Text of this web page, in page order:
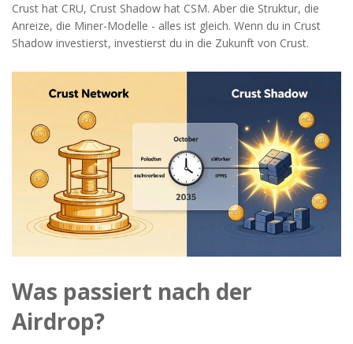
Crust hat CRU, Crust Shadow hat CSM. Aber die Struktur, die
Anreize, die Miner-Modelle - alles ist gleich. Wenn du in Crust
Shadow investierst, investierst du in die Zukunft von Crust.
Was passiert nach der
Airdrop?